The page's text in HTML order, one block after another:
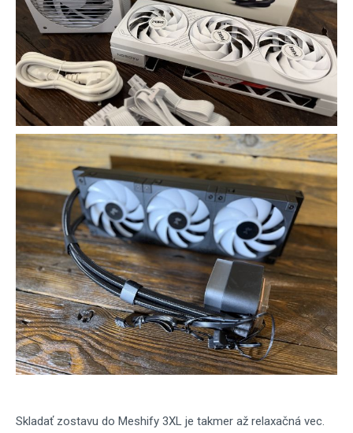
Skladať zostavu do Meshify 3XL je takmer až relaxačná vec.